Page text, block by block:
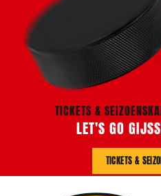
TICKETS &
LET'S GO
TICKETS &